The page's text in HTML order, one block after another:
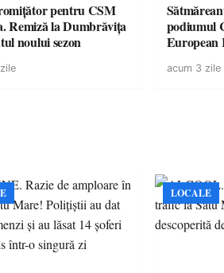
pentru CSM
Remiză la Dumbrăvița
noului sezon
podiumul
European
Räikkönen
acum 3 zile
LOCALE